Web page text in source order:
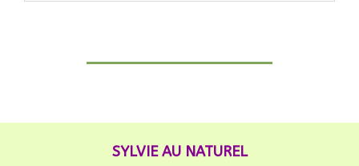
SYLVIE AU NATUREL